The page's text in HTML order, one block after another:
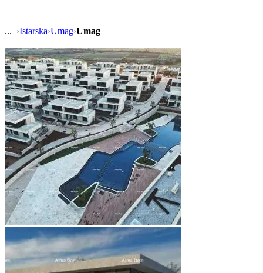
›Istarska›Umag›Umag